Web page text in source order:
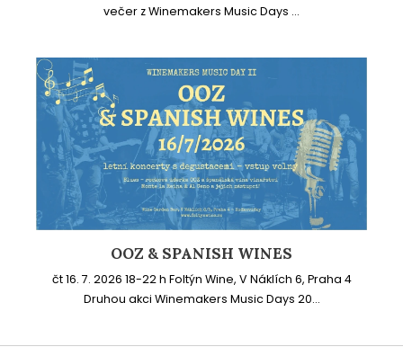
večer z Winemakers Music Days ...
OOZ & SPANISH WINES
čt 16. 7. 2026 18-22 h Foltýn Wine, V Náklích 6, Praha 4
Druhou akci Winemakers Music Days 20...